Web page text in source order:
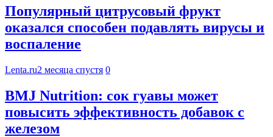
Популярный цитрусовый фрукт
оказался способен подавлять вирусы и
воспаление
Lenta.ru2 месяца спустя 0
BMJ Nutrition: сок гуавы может
повысить эффективность добавок с
железом